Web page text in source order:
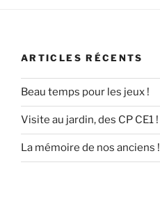
ARTICLES RÉCENTS
Beau temps pour les jeux !
Visite au jardin, des CP CE1 !
La mémoire de nos anciens !